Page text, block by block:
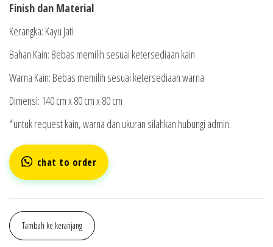
Finish dan Material
Kerangka: Kayu Jati
Bahan Kain: Bebas memilih sesuai ketersediaan kain
Warna Kain: Bebas memilih sesuai ketersediaan warna
Dimensi: 140 cm x 80 cm x 80 cm
*untuk request kain, warna dan ukuran silahkan hubungi admin.
chat to order
Tambah ke keranjang